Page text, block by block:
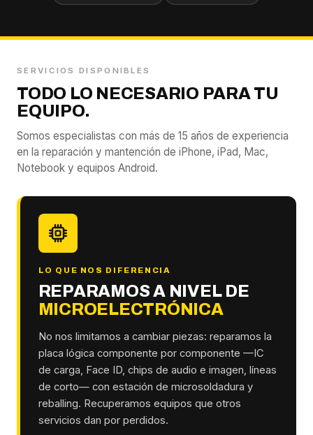
SERVICIOS DISPONIBLES
TODO LO NECESARIO PARA TU
EQUIPO.
Somos especialistas con más de 15 años de experiencia
en la reparación y mantención de iPhone, iPad, Mac,
Notebook y equipos Android.
LO QUE NOS DIFERENCIA
REPARAMOS A NIVEL DE
MICROELECTRÓNICA
No nos limitamos a cambiar piezas: reparamos la
placa lógica componente por componente —IC
de carga, Face ID, chips de audio e imagen, líneas
de corto— con estación de microsoldadura y
reballing. Recuperamos equipos que otros
servicios dan por perdidos.